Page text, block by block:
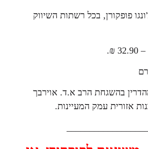
פופקורן, בכל רשתות השיווק
בהשגחת הרב א.ד. אוירבך
אזורית עמק המעיינות.